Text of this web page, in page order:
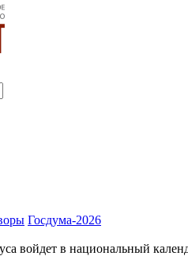
Госдума-2026
войдет в национальный